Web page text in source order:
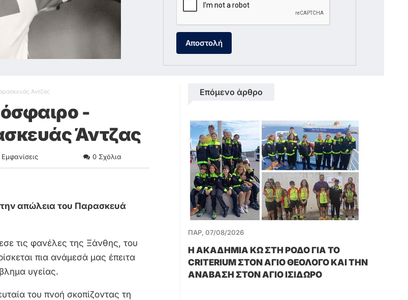
Αποστολή
Άντζας
-
Άντζας
Εμφανίσεις 0Σχόλια
την απώλεια του Παρασκευά
τις φανέλες της Ξάνθης, του
πια ανάμεσά μας έπειτα
υγείας.
του πνοή σκοπίζοντας τη
Επόμενο άρθρο
ΠΑΡ, 07/08/2026
Η ΑΚΑΔΗΜΙΑ ΚΩ ΣΤΗ ΡΟΔΟ ΓΙΑ ΤΟ
CRITERIUM ΣΤΟΝ ΑΓΙΟ ΘΕΟΛΟΓΟ ΚΑΙ ΤΗΝ
ΑΝΑΒΑΣΗ ΣΤΟΝ ΑΓΙΟ ΙΣΙΔΩΡΟ